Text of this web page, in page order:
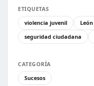
ETIQUETAS
violencia juvenil
León
seguridad ciudadana
CATEGORÍA
Sucesos